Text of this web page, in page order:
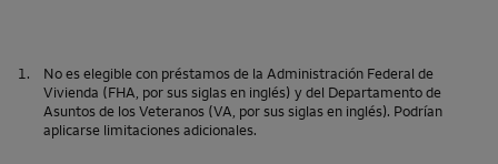
1.
No es elegible con préstamos de la Administración Federal de
Vivienda (FHA, por sus siglas en inglés) y del Departamento de
Asuntos de los Veteranos (VA, por sus siglas en inglés). Podrían
aplicarse limitaciones adicionales.